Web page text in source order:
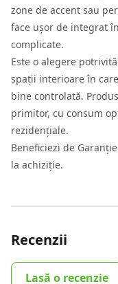
zone de accent sau
face ușor de integrat
complicate.
Este o alegere
spații interioare în
bine controlată.
primitor, cu consum
rezidențiale.
Beneficiezi de
la achiziție.
Recenzii
Lasă o recenzie